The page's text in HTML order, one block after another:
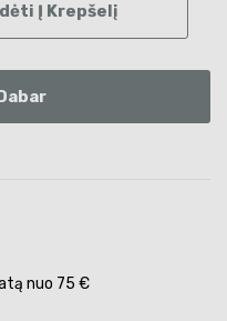
Į Krepšelį
nuo 75 €